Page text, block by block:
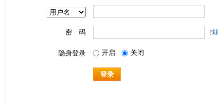
密 码 找
隐身登录 开启 关闭
登录